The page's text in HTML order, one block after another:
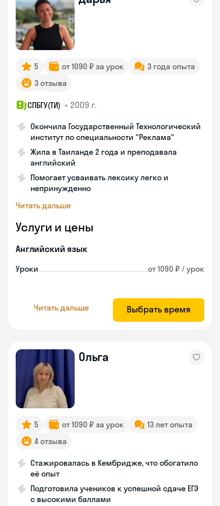
5 от 1090 ₽ за урок
3 года опыта
3 отзыва
СПБГУ(ТИ) • 2009 г.
Окончила Государственный Технологический
институт по специальности "Реклама"
Жила в Таиланде 2 года и преподавала
английский
Помогает усваивать лексику легко и
непринужденно
Читать дальше
Услуги и цены
Английский язык
Уроки от 1090 ₽ / урок
Читать дальше Выбрать время
Ольга
5 от 1090 ₽ за урок
13 лет опыта
4 отзыва
Стажировалась в Кембридже, что обогатило
её опыт
Подготовила учеников к успешной сдаче ЕГЭ
с высокими баллами